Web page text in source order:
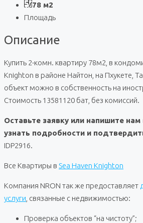
78 м2
Площадь
Описание
Купить 2-комн. квартиру 78м2, в
Knighton в районе Найтон, на Пхукете,
объект можно в собственность на
Стоимость 13581120 бат, без комиссий.
Оставьте заявку или напишите
узнать подробности и
IDP2916.
Все Квартиры в Sea Haven Knighton
Компания NRON так же предоставляет
услуги , связанные с недвижимостью:
Проверка объектов “на чистоту”;